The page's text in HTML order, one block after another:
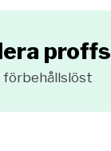
proffs
förbehållslöst